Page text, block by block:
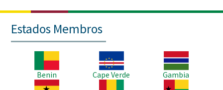
Estados Membros
Benin
Imagem
Cape Verde
Imagem
Gambia
Imagem
Imagem